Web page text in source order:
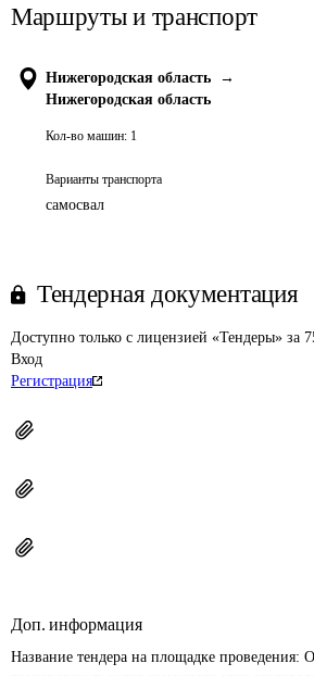
Маршруты и транспорт
Нижегородская область
→
Нижегородская область
Кол-во машин: 1
Варианты транспорта
самосвал
Тендерная документация
Доступно только с лицензией «Тендеры» за
Вход
Регистрация
Доп. информация
Название тендера на площадке проведения: